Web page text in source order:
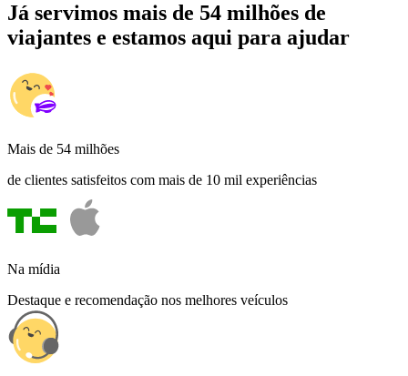
Já servimos mais de 54 milhões de
viajantes e estamos aqui para ajudar
Mais de 54 milhões
de clientes satisfeitos com mais de 10 mil experiências
Na mídia
Destaque e recomendação nos melhores veículos